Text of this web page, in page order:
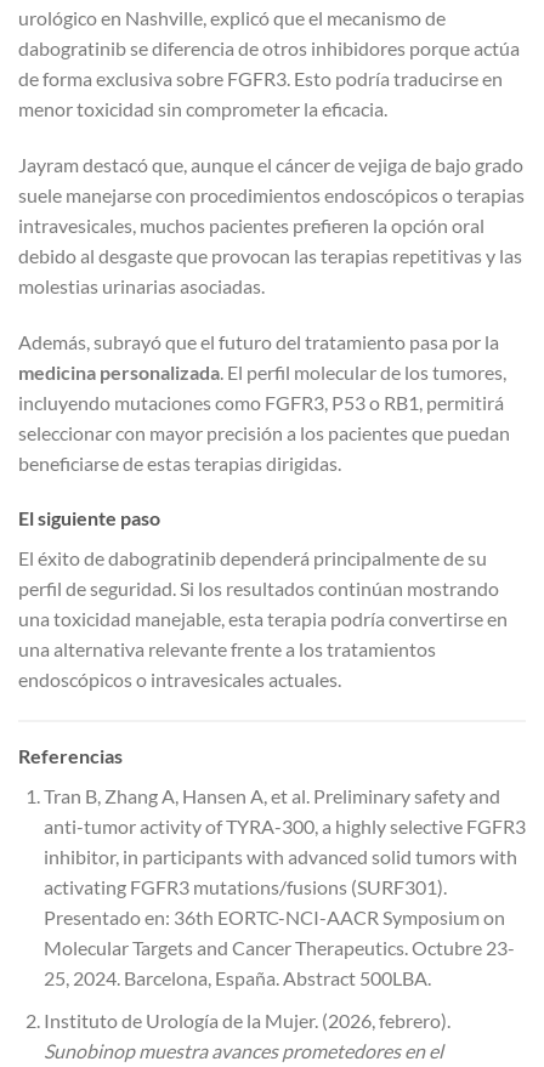
urológico en Nashville, explicó que el mecanismo de
dabogratinib se diferencia de otros inhibidores porque actúa
de forma exclusiva sobre FGFR3. Esto podría traducirse en
menor toxicidad sin comprometer la eficacia.
Jayram destacó que, aunque el cáncer de vejiga de bajo grado
suele manejarse con procedimientos endoscópicos o terapias
intravesicales, muchos pacientes prefieren la opción oral
debido al desgaste que provocan las terapias repetitivas y las
molestias urinarias asociadas.
Además, subrayó que el futuro del tratamiento pasa por la
medicina personalizada . El perfil molecular de los tumores,
incluyendo mutaciones como FGFR3, P53 o RB1, permitirá
seleccionar con mayor precisión a los pacientes que puedan
beneficiarse de estas terapias dirigidas.
El siguiente paso
El éxito de dabogratinib dependerá principalmente de su
perfil de seguridad. Si los resultados continúan mostrando
una toxicidad manejable, esta terapia podría convertirse en
una alternativa relevante frente a los tratamientos
endoscópicos o intravesicales actuales.
Referencias
Tran B, Zhang A, Hansen A, et al. Preliminary safety and
anti-tumor activity of TYRA-300, a highly selective FGFR3
inhibitor, in participants with advanced solid tumors with
activating FGFR3 mutations/fusions (SURF301).
Presentado en: 36th EORTC-NCI-AACR Symposium on
Molecular Targets and Cancer Therapeutics. Octubre 23-
25, 2024. Barcelona, España. Abstract 500LBA.
Instituto de Urología de la Mujer. (2026, febrero).
Sunobinop muestra avances prometedores en el